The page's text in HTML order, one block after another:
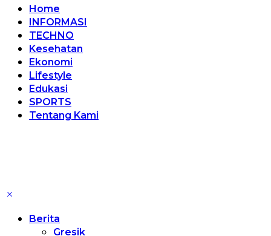
Home
INFORMASI
TECHNO
Kesehatan
Ekonomi
Lifestyle
Edukasi
SPORTS
Tentang Kami
Berita
Gresik